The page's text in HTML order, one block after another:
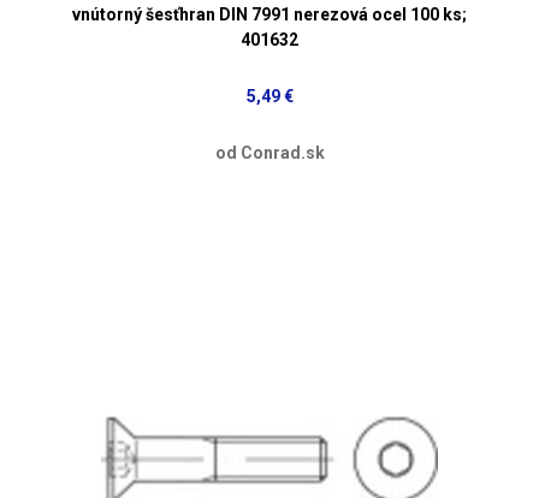
vnútorný šesťhran DIN 7991 nerezová ocel 100 ks;
401632
5,49 €
od Conrad.sk